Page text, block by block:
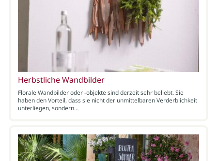
Herbstliche Wandbilder
Florale Wandbilder oder -objekte sind derzeit sehr beliebt. Sie
haben den Vorteil, dass sie nicht der unmittelbaren Verderblichkeit
unterliegen, sondern…